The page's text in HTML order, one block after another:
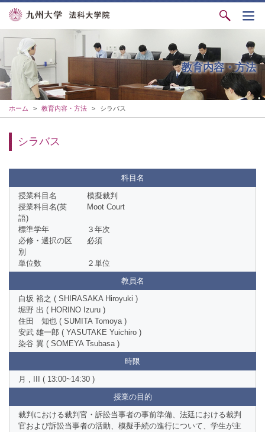
教育内容・方法
ホーム > 教育内容・方法 > シラバス
シラバス
科目名
授業科目名
模擬裁判
授業科目名(英
語)
Moot Court
標準学年
３年次
必修・選択の区
別
必須
単位数
２単位
教員名
白坂 裕之 ( SHIRASAKA Hiroyuki )
堀野 出 ( HORINO Izuru )
住田 知也 ( SUMITA Tomoya )
安武 雄一郎 ( YASUTAKE Yuichiro )
染谷 翼 ( SOMEYA Tsubasa )
時限
月 , III ( 13:00~14:30 )
授業の目的
裁判における裁判官・訴訟当事者の事前準備、法廷における裁判
官および訴訟当事者の活動、模擬手続の進行について、学生が主